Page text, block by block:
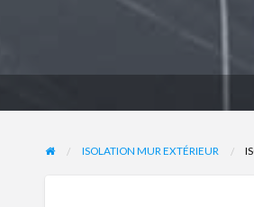
ISOLATION MUR EXTÉRIEUR